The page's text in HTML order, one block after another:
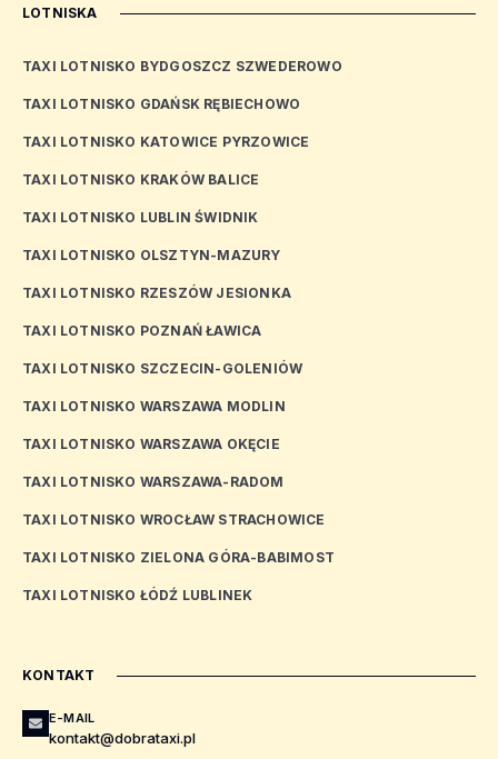
LOTNISKA
TAXI LOTNISKO BYDGOSZCZ SZWEDEROWO
TAXI LOTNISKO GDAŃSK RĘBIECHOWO
TAXI LOTNISKO KATOWICE PYRZOWICE
TAXI LOTNISKO KRAKÓW BALICE
TAXI LOTNISKO LUBLIN ŚWIDNIK
TAXI LOTNISKO OLSZTYN-MAZURY
TAXI LOTNISKO RZESZÓW JESIONKA
TAXI LOTNISKO POZNAŃ ŁAWICA
TAXI LOTNISKO SZCZECIN-GOLENIÓW
TAXI LOTNISKO WARSZAWA MODLIN
TAXI LOTNISKO WARSZAWA OKĘCIE
TAXI LOTNISKO WARSZAWA-RADOM
TAXI LOTNISKO WROCŁAW STRACHOWICE
TAXI LOTNISKO ZIELONA GÓRA-BABIMOST
TAXI LOTNISKO ŁÓDŹ LUBLINEK
KONTAKT
E-MAIL
kontakt@dobrataxi.pl